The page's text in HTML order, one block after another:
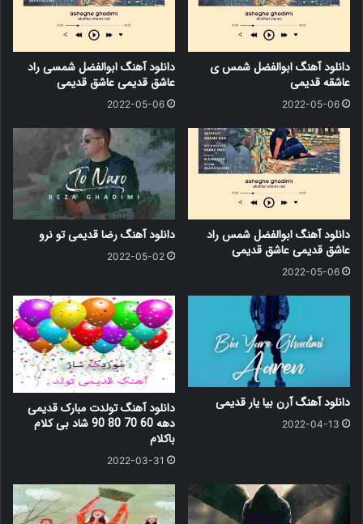
دانلود آهنگ ابوالفضل شمس ی
عاشقه قدیمی
2022-05-06
دانلود آهنگ ابوالفضل شمسی راد
عاشق قدیمی عاشق قدیمی
2022-05-06
دانلود آهنگ ابوالفضل شمس راد
عاشق قدیمی عاشق قدیمی
2022-05-06
دانلود آهنگ رضا قدیمی تو نرو
2022-05-02
دانلود آهنگ آرن بیا یار قدیمی
2022-04-13
دانلود آهنگ تولدت مبارک قدیمی
دهه 60 70 80 90 شاد بی کلام
باکلام
2022-03-31